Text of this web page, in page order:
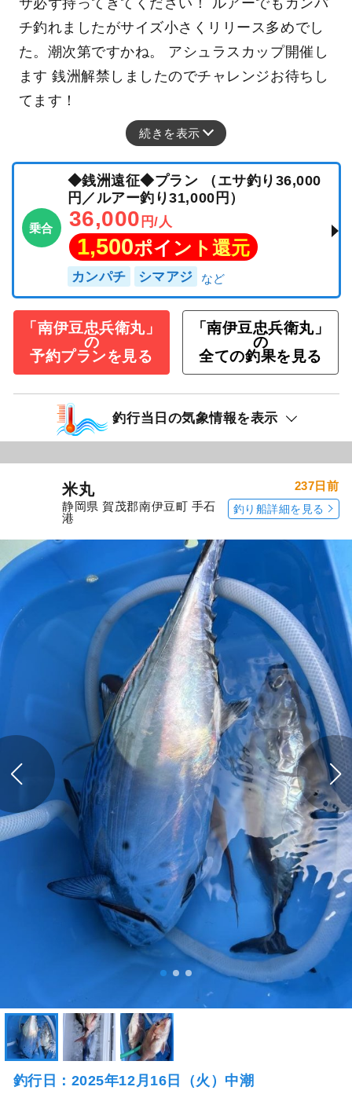
チ釣れましたがサイズ小さくリリース多めでし
た。潮次第ですかね。 アシュラスカップ開催し
ます 銭洲解禁しましたのでチャレンジお待ちし
てます！
続きを表示
乗合
◆銭洲遠征◆プラン （エサ釣り36,000
円／ルアー釣り31,000円）
36,000 円/人
1,500ポイント還元
カンパチ シマアジ
「南伊豆忠兵衛丸」
の
予約プランを見る
「南伊豆忠兵衛丸」
の
全ての釣果を見る
釣行当日の気象情報を表示
米丸
静岡県 賀茂郡南伊豆町 手石
港
237日前
釣り船詳細を見る
釣行日：2025年12月16日（火）中潮